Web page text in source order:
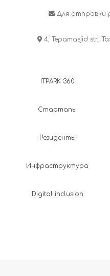
Для отправки
4, Tepamasjid str.,
ITPARK 360
Стартапы
Резиденты
Инфраструктура
Digital inclusion